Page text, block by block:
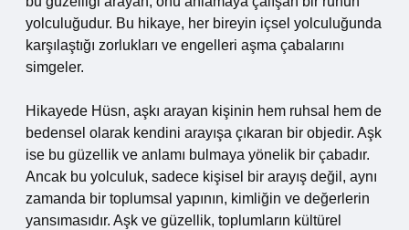
yolculuğudur. Bu hikaye, her bireyin içsel yolculuğunda
karşılaştığı zorlukları ve engelleri aşma çabalarını
simgeler.
Hikayede Hüsn, aşkı arayan kişinin hem ruhsal hem de
bedensel olarak kendini arayışa çıkaran bir objedir. Aşk
ise bu güzellik ve anlamı bulmaya yönelik bir çabadır.
Ancak bu yolculuk, sadece kişisel bir arayış değil, aynı
zamanda bir toplumsal yapının, kimliğin ve değerlerin
yansımasıdır. Aşk ve güzellik, toplumların kültürel